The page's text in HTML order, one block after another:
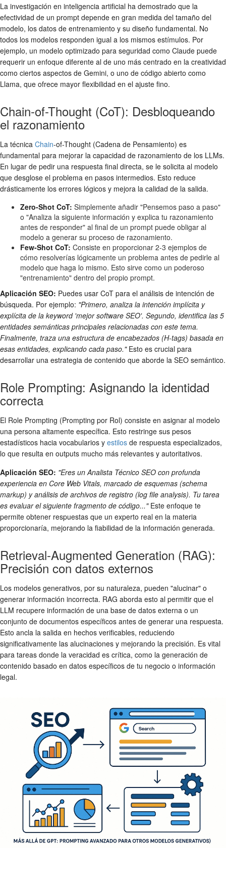
La investigación en inteligencia artificial ha demostrado que la
efectividad de un prompt depende en gran medida del tamaño del
modelo, los datos de entrenamiento y su diseño fundamental. No
todos los modelos responden igual a los mismos estímulos. Por
ejemplo, un modelo optimizado para seguridad como Claude puede
requerir un enfoque diferente al de uno más centrado en la creatividad
como ciertos aspectos de Gemini, o uno de código abierto como
Llama, que ofrece mayor flexibilidad en el ajuste fino.
Chain-of-Thought (CoT): Desbloqueando
el razonamiento
La técnica Chain-of-Thought (Cadena de Pensamiento) es
fundamental para mejorar la capacidad de razonamiento de los LLMs.
En lugar de pedir una respuesta final directa, se le solicita al modelo
que desglose el problema en pasos intermedios. Esto reduce
drásticamente los errores lógicos y mejora la calidad de la salida.
Zero-Shot CoT: Simplemente añadir "Pensemos paso a paso"
o "Analiza la siguiente información y explica tu razonamiento
antes de responder" al final de un prompt puede obligar al
modelo a generar su proceso de razonamiento.
Few-Shot CoT: Consiste en proporcionar 2-3 ejemplos de
cómo resolverías lógicamente un problema antes de pedirle al
modelo que haga lo mismo. Esto sirve como un poderoso
"entrenamiento" dentro del propio prompt.
Aplicación SEO: Puedes usar CoT para el análisis de intención de
búsqueda. Por ejemplo: "Primero, analiza la intención implícita y
explícita de la keyword 'mejor software SEO'. Segundo, identifica las 5
entidades semánticas principales relacionadas con este tema.
Finalmente, traza una estructura de encabezados (H-tags) basada en
esas entidades, explicando cada paso."Esto es crucial para
desarrollar una estrategia de contenido que aborde la SEO semántico.
Role Prompting: Asignando la identidad
correcta
El Role Prompting (Prompting por Rol) consiste en asignar al modelo
una persona altamente específica. Esto restringe sus pesos
estadísticos hacia vocabularios y estilos de respuesta especializados,
lo que resulta en outputs mucho más relevantes y autoritativos.
Aplicación SEO: "Eres un Analista Técnico SEO con profunda
experiencia en Core Web Vitals, marcado de esquemas (schema
markup) y análisis de archivos de registro (log file analysis). Tu tarea
es evaluar el siguiente fragmento de código..."Este enfoque te
permite obtener respuestas que un experto real en la materia
proporcionaría, mejorando la fiabilidad de la información generada.
Retrieval-Augmented Generation (RAG):
Precisión con datos externos
Los modelos generativos, por su naturaleza, pueden "alucinar" o
generar información incorrecta. RAG aborda esto al permitir que el
LLM recupere información de una base de datos externa o un
conjunto de documentos específicos antes de generar una respuesta.
Esto ancla la salida en hechos verificables, reduciendo
significativamente las alucinaciones y mejorando la precisión. Es vital
para tareas donde la veracidad es crítica, como la generación de
contenido basado en datos específicos de tu negocio o información
legal.